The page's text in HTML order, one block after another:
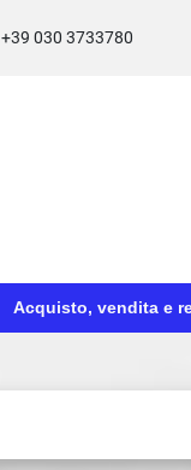
+39 030 3733780
Acquisto, vendita e